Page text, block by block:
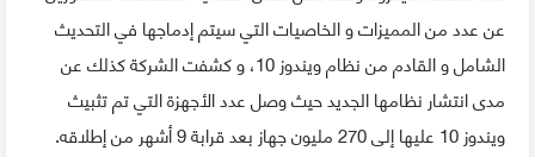
عن عدد من المميزات و الخاصيات التي سيتم إدماجها في التحديث
الشامل و القادم من نظام ويندوز 10، و كشفت الشركة كذلك عن
مدى انتشار نظامها الجديد حيث وصل عدد الأجهزة التي تم تثبيث
ويندوز 10 عليها إلى 270 مليون جهاز بعد قرابة 9 أشهر من إطلاقه.